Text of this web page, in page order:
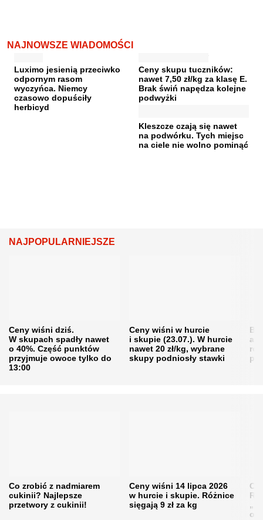
NAJNOWSZE WIADOMOŚCI
Luximo jesienią przeciwko
odpornym rasom
wyczyńca. Niemcy
czasowo dopuściły
herbicyd
Ceny skupu tuczników:
nawet 7,50 zł/kg za klasę E.
Brak świń napędza kolejne
podwyżki
Kleszcze czają się nawet
na podwórku. Tych miejsc
na ciele nie wolno pominąć
NAJPOPULARNIEJSZE
Ceny wiśni dziś.
W skupach spadły nawet
o 40%. Część punktów
przyjmuje owoce tylko do
13:00
Ceny wiśni w hurcie
i skupie (23.07.). W hurcie
nawet 20 zł/kg, wybrane
skupy podniosły stawki
Co zrobić z nadmiarem
cukinii? Najlepsze
przetwory z cukinii!
Ceny wiśni 14 lipca 2026
w hurcie i skupie. Różnice
sięgają 9 zł za kg